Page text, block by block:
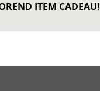
ITEM CADEAU!